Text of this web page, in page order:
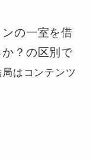
ンの一室を借
？の区別で
はコンテンツ